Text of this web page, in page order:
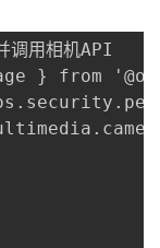
调用相机API
} from